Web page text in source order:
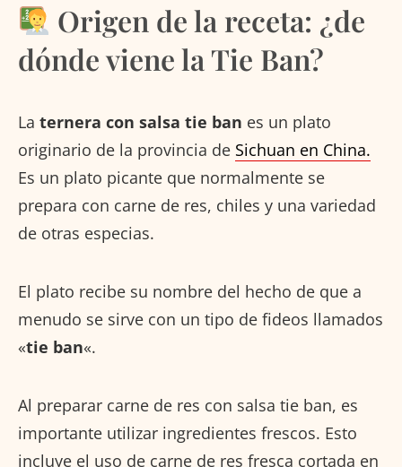
Origen de la receta: ¿de
dónde viene la Tie Ban?
La ternera con salsa tie ban es un plato
originario de la provincia de Sichuan en China.
Es un plato picante que normalmente se
prepara con carne de res, chiles y una variedad
de otras especias.
El plato recibe su nombre del hecho de que a
menudo se sirve con un tipo de fideos llamados
«tie ban«.
Al preparar carne de res con salsa tie ban, es
importante utilizar ingredientes frescos. Esto
incluye el uso de carne de res fresca cortada en